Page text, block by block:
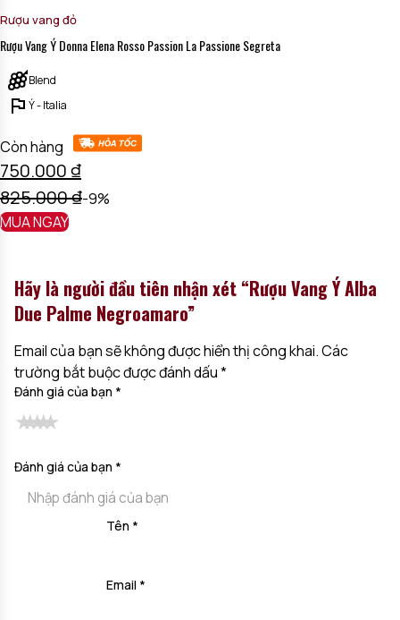
Rượu vang đỏ
Rượu Vang Ý Donna Elena Rosso Passion La Passione Segreta
Blend
Ý - Italia
Còn hàng
750.000₫
825.000₫-9%
MUA NGAY
Hãy là người đầu tiên nhận xét “Rượu Vang Ý Alba
Due Palme Negroamaro”
Email của bạn sẽ không được hiển thị công khai.Các
trường bắt buộc được đánh dấu*
Đánh giá của bạn *
Đánh giá của bạn *
Tên *
Email *